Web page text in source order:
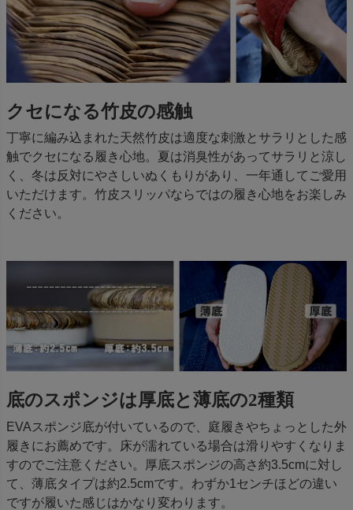
クセになる竹皮の感触
丁寧に編み込まれた天然竹皮は適度な刺激とサラリとした感
触でクセになる履き心地。夏は消臭性があってサラリと涼し
く、冬は反対にやさしいぬくもりがあり、一年通してご愛用
いただけます。竹皮スリッパならではの履き心地をお楽しみ
ください。
底のスポンジは厚底と薄底の2種類
EVAスポンジ底が付いているので、庭履きやちょっとした外
履きにお薦めです。床が濡れている場合は滑りやすくなりま
すのでご注意ください。厚底スポンジの高さ約3.5cmに対し
て、薄底タイプは約2.5cmです。わずか1センチほどの違い
ですが履いた感じはかなり変わります。